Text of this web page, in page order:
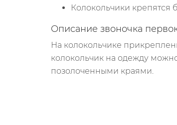
Колокольчики крепятся
Описание звоночка
На колокольчике
колокольчик на одежду
позолоченными краями.